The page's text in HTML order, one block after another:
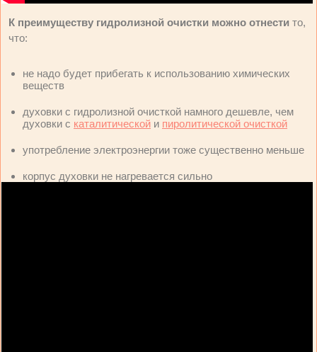
К преимуществу гидролизной очистки можно отнести то,
что:
не надо будет прибегать к использованию химических
веществ
духовки с гидролизной очисткой намного дешевле, чем
духовки с каталитической и пиролитической очисткой
употребление электроэнергии тоже существенно меньше
корпус духовки не нагревается сильно